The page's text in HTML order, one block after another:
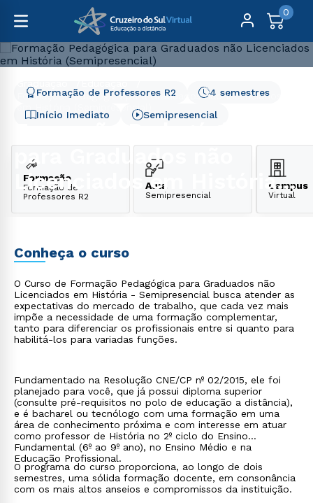
0
Formação Pedagógica para Graduados não Licenciados
em História (Semipresencial)
para Graduados não
Licenciados em História
(Semipresencial)
Início Imediato
4 semestres
Formação de Professores R2
Semipresencial
Formação
Formação de
Professores R2
Aula
Semipresencial
Campus
Virtual
Conheça o curso
O Curso de Formação Pedagógica para Graduados não
Licenciados em História - Semipresencial busca atender as
expectativas do mercado de trabalho, que cada vez mais
impõe a necessidade de uma formação complementar,
tanto para diferenciar os profissionais entre si quanto para
habilitá-los para variadas funções.
Fundamentado na Resolução CNE/CP nº 02/2015, ele foi
planejado para você, que já possui diploma superior
(consulte pré-requisitos no polo de educação a distância),
e é bacharel ou tecnólogo com uma formação em uma
área de conhecimento próxima e com interesse em atuar
como professor de História no 2º ciclo do Ensino
Fundamental (6º ao 9º ano), no Ensino Médio e na
Educação Profissional.
O programa do curso proporciona, ao longo de dois
semestres, uma sólida formação docente, em consonância
com os mais altos anseios e compromissos da instituição.